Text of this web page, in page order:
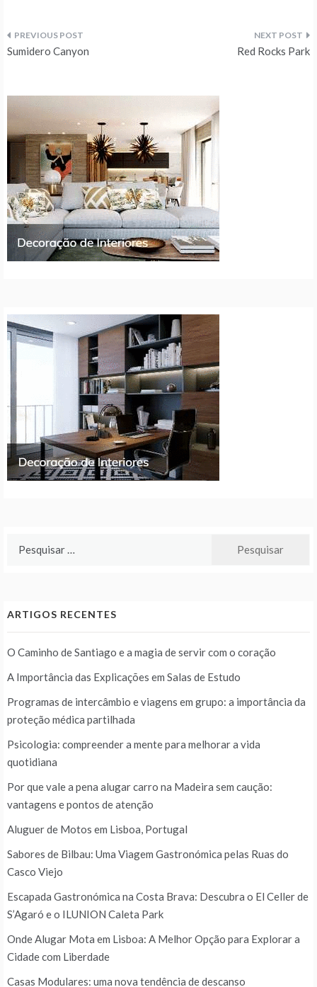
Navegação
artigos
Sumidero Canyon Red Rocks Park
ARTIGOS RECENTES
O Caminho de Santiago e a magia de servir com o coração
A Importância das Explicações em Salas de Estudo
Programas de intercâmbio e viagens em grupo: a importância da
proteção médica partilhada
Psicologia: compreender a mente para melhorar a vida
quotidiana
Por que vale a pena alugar carro na Madeira sem caução:
vantagens e pontos de atenção
Aluguer de Motos em Lisboa, Portugal
Sabores de Bilbau: Uma Viagem Gastronómica pelas Ruas do
Casco Viejo
Escapada Gastronómica na Costa Brava: Descubra o El Celler de
S’Agaró e o ILUNION Caleta Park
Onde Alugar Mota em Lisboa: A Melhor Opção para Explorar a
Cidade com Liberdade
Casas Modulares: uma nova tendência de descanso